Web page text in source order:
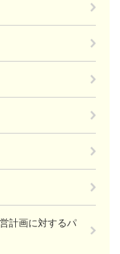
計画に対するパ